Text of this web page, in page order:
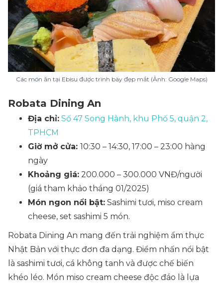
Các món ăn tại Ebisu được trình bày đẹp mắt (Ảnh: Google Maps)
Robata Dining An
Địa chỉ: Số 47 Song Hành, khu Phố 5, quận 2,
TPHCM
Giờ mở cửa: 10:30 – 14:30, 17:00 – 23:00 hàng
ngày
Khoảng giá: 200.000 – 300.000 VNĐ/người
(giá tham khảo tháng 01/2025)
Món ngon nổi bật: Sashimi tươi, miso cream
cheese, set sashimi 5 món.
Robata Dining An mang đến trải nghiệm ẩm thực
Nhật Bản với thực đơn đa dạng. Điểm nhấn nổi bật
là sashimi tươi, cá không tanh và được chế biến
khéo léo. Món miso cream cheese độc đáo là lựa